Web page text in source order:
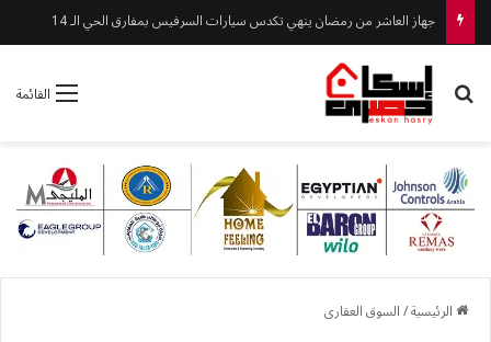
جهاز العاشر من رمضان ينهي تكدس سيارات السرفيس بمفارق الحي الـ 14
القائمة بحث عن
الرئيسية/السوق العقارى